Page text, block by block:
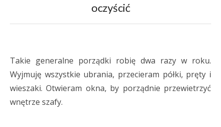
oczyścić
Takie generalne porządki robię dwa razy w roku.
Wyjmuję wszystkie ubrania, przecieram półki, pręty i
wieszaki. Otwieram okna, by porządnie przewietrzyć
wnętrze szafy.